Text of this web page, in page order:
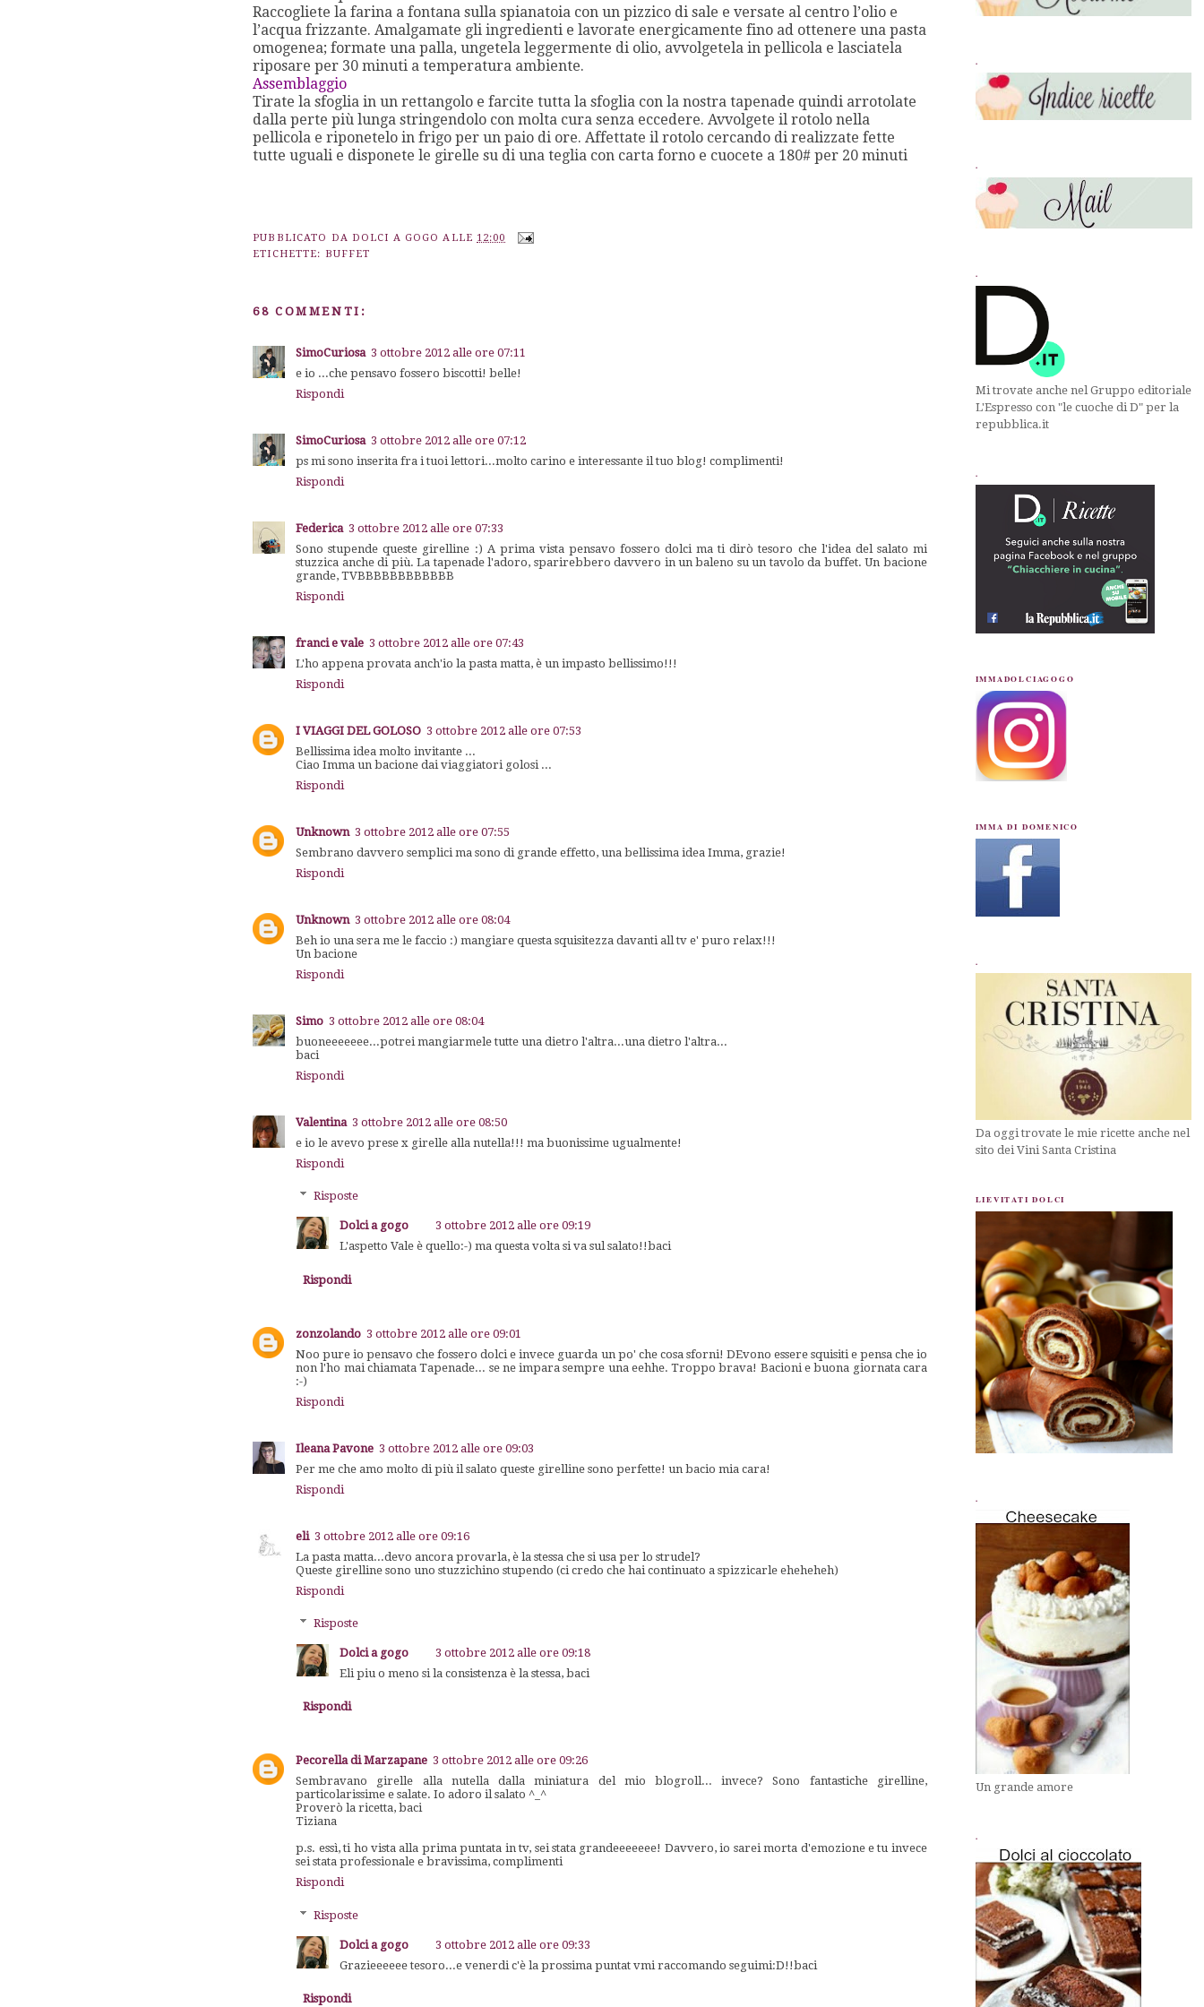
Raccogliete la farina a fontana sulla spianatoia con un pizzico di sale e versate al centro l’olio e
l’acqua frizzante. Amalgamate gli ingredienti e lavorate energicamente fino ad ottenere una pasta
omogenea; formate una palla, ungetela leggermente di olio, avvolgetela in pellicola e lasciatela
riposare per 30 minuti a temperatura ambiente.
Assemblaggio
Tirate la sfoglia in un rettangolo e farcite tutta la sfoglia con la nostra tapenade quindi arrotolate
dalla perte più lunga stringendolo con molta cura senza eccedere. Avvolgete il rotolo nella
pellicola e riponetelo in frigo per un paio di ore. Affettate il rotolo cercando di realizzate fette
tutte uguali e disponete le girelle su di una teglia con carta forno e cuocete a 180# per 20 minuti
PUBBLICATO DA DOLCI A GOGO ALLE 12:00
ETICHETTE: BUFFET
68 COMMENTI:
SimoCuriosa 3 ottobre 2012 alle ore 07:11
e io ...che pensavo fossero biscotti! belle!
Rispondi
SimoCuriosa 3 ottobre 2012 alle ore 07:12
ps mi sono inserita fra i tuoi lettori...molto carino e interessante il tuo blog! complimenti!
Rispondi
Federica 3 ottobre 2012 alle ore 07:33
Sono stupende queste girelline :) A prima vista pensavo fossero dolci ma ti dirò tesoro che l'idea del salato mi
stuzzica anche di più. La tapenade l'adoro, sparirebbero davvero in un baleno su un tavolo da buffet. Un bacione
grande, TVBBBBBBBBBBBB
Rispondi
franci e vale 3 ottobre 2012 alle ore 07:43
L'ho appena provata anch'io la pasta matta, è un impasto bellissimo!!!
Rispondi
I VIAGGI DEL GOLOSO 3 ottobre 2012 alle ore 07:53
Bellissima idea molto invitante ...
Ciao Imma un bacione dai viaggiatori golosi ...
Rispondi
Unknown 3 ottobre 2012 alle ore 07:55
Sembrano davvero semplici ma sono di grande effetto, una bellissima idea Imma, grazie!
Rispondi
Unknown 3 ottobre 2012 alle ore 08:04
Beh io una sera me le faccio :) mangiare questa squisitezza davanti all tv e' puro relax!!!
Un bacione
Rispondi
Simo 3 ottobre 2012 alle ore 08:04
buoneeeeeee...potrei mangiarmele tutte una dietro l'altra...una dietro l'altra...
baci
Rispondi
Valentina 3 ottobre 2012 alle ore 08:50
e io le avevo prese x girelle alla nutella!!! ma buonissime ugualmente!
Rispondi
Risposte
Dolci a gogo
3 ottobre 2012 alle ore 09:19
L'aspetto Vale è quello:-) ma questa volta si va sul salato!!baci
Rispondi
zonzolando 3 ottobre 2012 alle ore 09:01
Noo pure io pensavo che fossero dolci e invece guarda un po' che cosa sforni! DEvono essere squisiti e pensa che io
non l'ho mai chiamata Tapenade... se ne impara sempre una eehhe. Troppo brava! Bacioni e buona giornata cara
:-)
Rispondi
Ileana Pavone 3 ottobre 2012 alle ore 09:03
Per me che amo molto di più il salato queste girelline sono perfette! un bacio mia cara!
Rispondi
eli 3 ottobre 2012 alle ore 09:16
La pasta matta...devo ancora provarla, è la stessa che si usa per lo strudel?
Queste girelline sono uno stuzzichino stupendo (ci credo che hai continuato a spizzicarle eheheheh)
Rispondi
Risposte
Dolci a gogo
3 ottobre 2012 alle ore 09:18
Eli piu o meno si la consistenza è la stessa, baci
Rispondi
Pecorella di Marzapane 3 ottobre 2012 alle ore 09:26
Sembravano girelle alla nutella dalla miniatura del mio blogroll... invece? Sono fantastiche girelline,
particolarissime e salate. Io adoro il salato ^_^
Proverò la ricetta, baci
Tiziana
p.s. essì, ti ho vista alla prima puntata in tv, sei stata grandeeeeeee! Davvero, io sarei morta d'emozione e tu invece
sei stata professionale e bravissima, complimenti
Rispondi
Risposte
Dolci a gogo
3 ottobre 2012 alle ore 09:33
Grazieeeeee tesoro...e venerdi c'è la prossima puntat vmi raccomando seguimi:D!!baci
Rispondi
.
.
.
Mi trovate anche nel Gruppo editoriale
L'Espresso con "le cuoche di D" per la
repubblica.it
.
IMMADOLCIAGOGO
IMMA DI DOMENICO
.
Da oggi trovate le mie ricette anche nel
sito dei Vini Santa Cristina
LIEVITATI DOLCI
.
Un grande amore
.